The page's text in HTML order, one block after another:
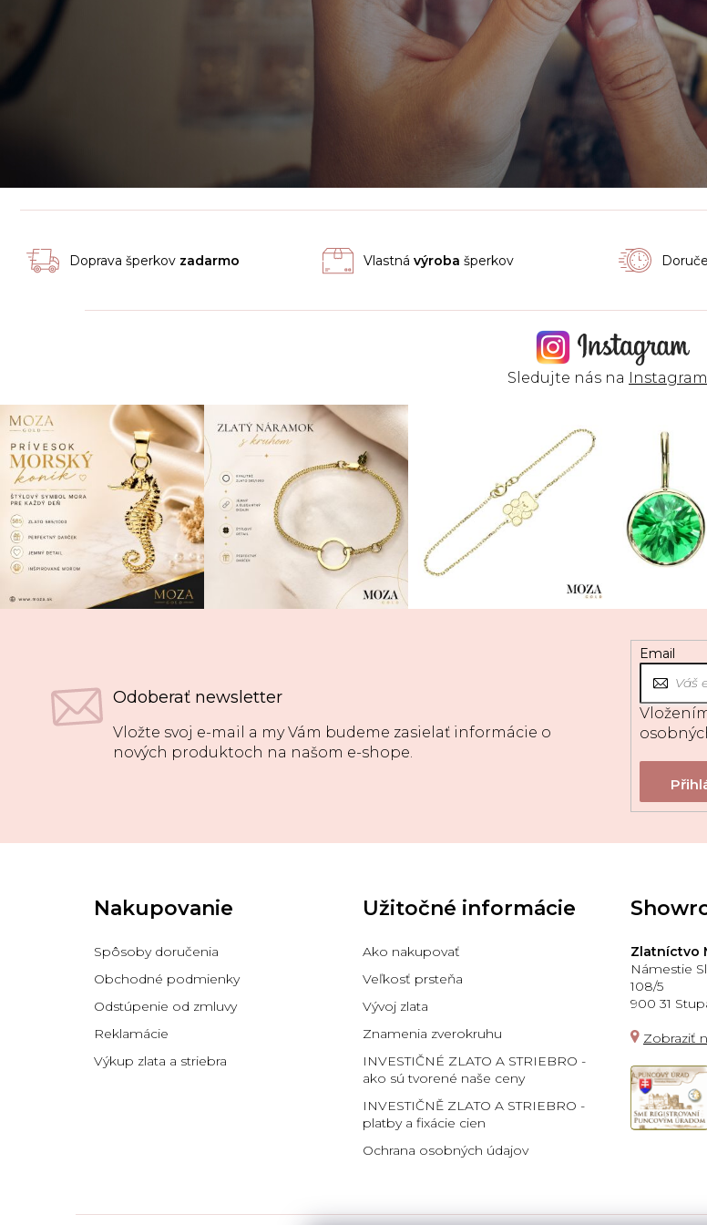
Doprava šperkov zadarmo Vlastná výroba šperkov
Sledujte nás na
Odoberať newsletter
Vložte svoj e-mail a my Vám budeme zasielať informácie o
nových produktoch na našom e-shope.
Email
Nakupovanie
Spôsoby doručenia
Obchodné podmienky
Odstúpenie od zmluvy
Reklamácie
Výkup zlata a striebra
Užitočné informácie
Ako nakupovať
Veľkosť prsteňa
Vývoj zlata
Znamenia zverokruhu
INVESTIČNÉ ZLATO A STRIEBRO -
ako sú tvorené naše ceny
INVESTIČNĚ ZLATO A STRIEBRO -
platby a fixácie cien
Ochrana osobných údajov
Zlatníctvo
Námestie
108/5
900 31
Zobraziť